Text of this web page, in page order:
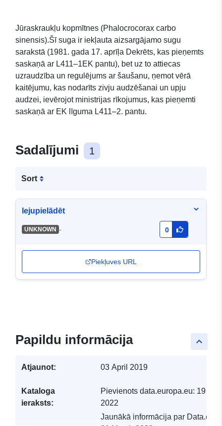
Jūraskraukļu kopmītnes (Phalocrocorax carbo
sinensis).Šī suga ir iekļauta aizsargājamo sugu
sarakstā (1981. gada 17. aprīļa Dekrēts, kas pieņemts
saskaņā ar L411–1EK pantu), bet uz to attiecas
uzraudzība un regulējums ar šaušanu, ņemot vērā
kaitējumu, kas nodarīts zivju audzēšanai un upju
audzei, ievērojot ministrijas rīkojumus, kas pieņemti
saskaņā ar EK līguma L411–2. pantu.
Sadalījumi 1
Sort
lejupielādēt
UNKNOWN - 0
Piekļuves URL
keyboard_arrow_up
Papildu informācija
Atjaunot: 03 April 2019
Kataloga
ieraksts:
Pievienots data.europa.eu: 19
2022
Jaunākā informācija par